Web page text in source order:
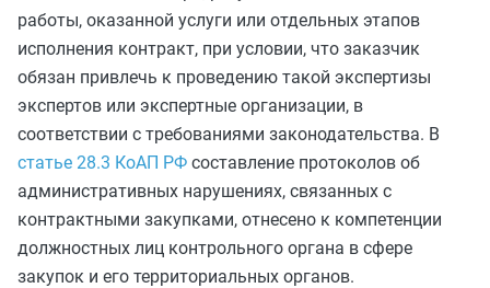
работы, оказанной услуги или отдельных этапов
исполнения контракт, при условии, что заказчик
обязан привлечь к проведению такой экспертизы
экспертов или экспертные организации, в
соответствии с требованиями законодательства. В
статье 28.3 КоАП РФ составление протоколов об
административных нарушениях, связанных с
контрактными закупками, отнесено к компетенции
должностных лиц контрольного органа в сфере
закупок и его территориальных органов.